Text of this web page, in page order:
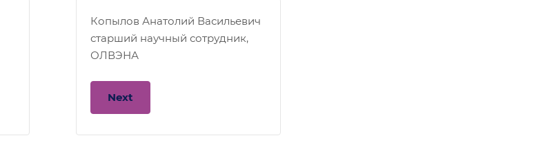
Копылов Анатолий Васильевич
старший научный сотрудник,
ОЛВЭНА
Next